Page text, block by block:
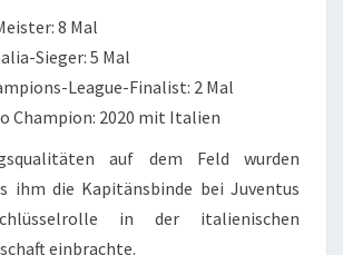
8 Mal
Sieger: 5 Mal
League-Finalist: 2 Mal
Champion: 2020 mit Italien
auf dem Feld wurden
ihm die Kapitänsbinde bei Juventus
in der italienischen
einbrachte.